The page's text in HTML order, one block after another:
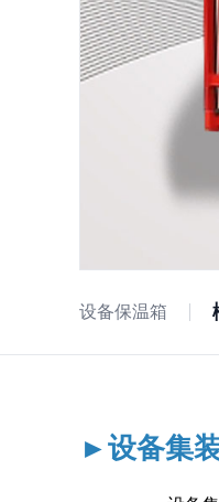
设备保温箱
►设备集